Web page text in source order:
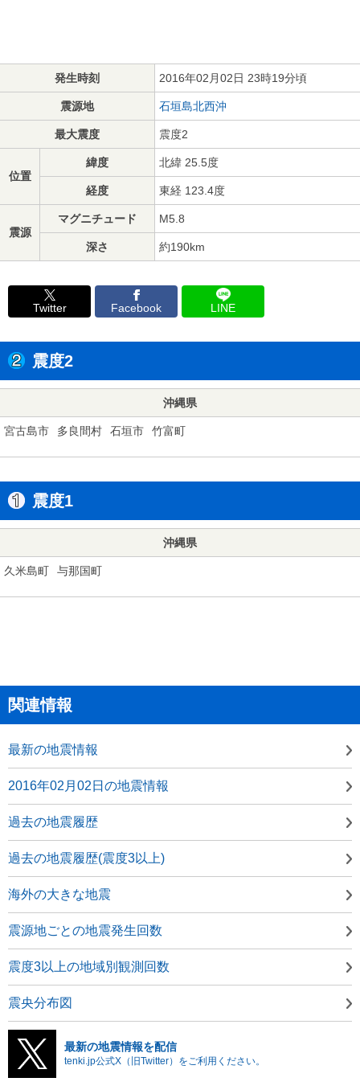
発生時刻 2016年02月02日 23時19分頃
震源地 石垣島北西沖
最大震度 震度2
位置
緯度 北緯 25.5度
経度 東経 123.4度
震源
マグニチュード M5.8
深さ 約190km
Twitter Facebook LINE
震度2
沖縄県
宮古島市 多良間村 石垣市 竹富町
震度1
沖縄県
久米島町 与那国町
関連情報
最新の地震情報
2016年02月02日の地震情報
過去の地震履歴
過去の地震履歴(震度3以上)
海外の大きな地震
震源地ごとの地震発生回数
震度3以上の地域別観測回数
震央分布図
最新の地震情報を配信
tenki.jp公式X（旧Twitter）をご利用ください。